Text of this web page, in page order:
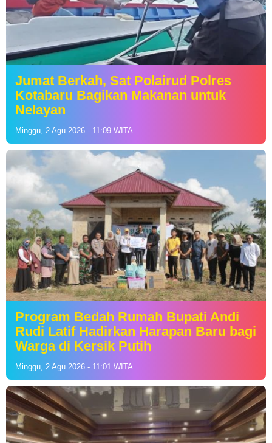
Jumat Berkah, Sat Polairud Polres
Kotabaru Bagikan Makanan untuk
Nelayan
Minggu, 2 Agu 2026 - 11:09 WITA
Program Bedah Rumah Bupati Andi
Rudi Latif Hadirkan Harapan Baru bagi
Warga di Kersik Putih
Minggu, 2 Agu 2026 - 11:01 WITA